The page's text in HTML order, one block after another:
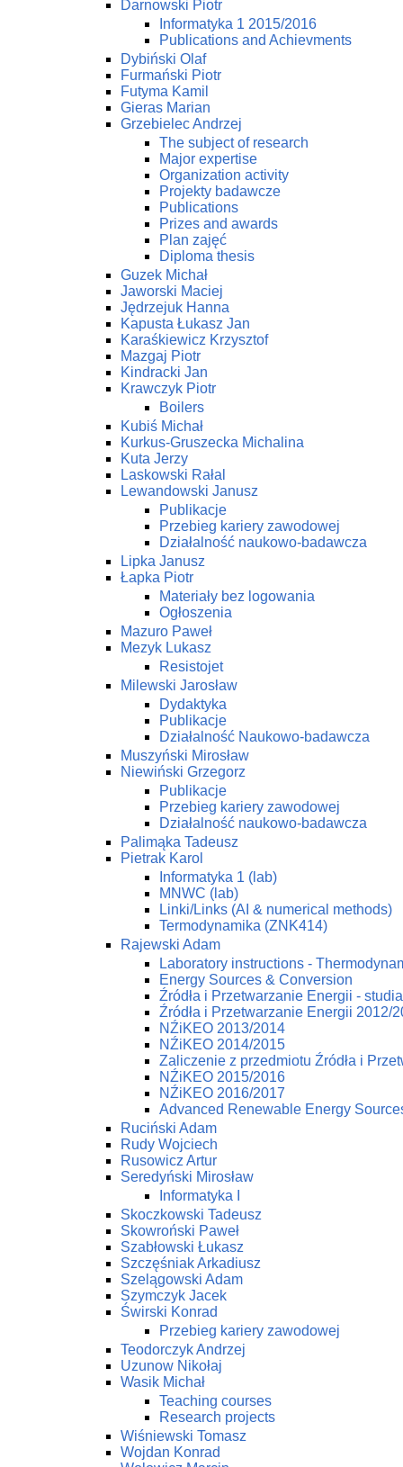
Darnowski Piotr
Informatyka 1 2015/2016
Publications and Achievments
Dybiński Olaf
Furmański Piotr
Futyma Kamil
Gieras Marian
Grzebielec Andrzej
The subject of research
Major expertise
Organization activity
Projekty badawcze
Publications
Prizes and awards
Plan zajęć
Diploma thesis
Guzek Michał
Jaworski Maciej
Jędrzejuk Hanna
Kapusta Łukasz Jan
Karaśkiewicz Krzysztof
Mazgaj Piotr
Kindracki Jan
Krawczyk Piotr
Boilers
Kubiś Michał
Kurkus-Gruszecka Michalina
Kuta Jerzy
Laskowski Rałal
Lewandowski Janusz
Publikacje
Przebieg kariery zawodowej
Działalność naukowo-badawcza
Lipka Janusz
Łapka Piotr
Materiały bez logowania
Ogłoszenia
Mazuro Paweł
Mezyk Lukasz
Resistojet
Milewski Jarosław
Dydaktyka
Publikacje
Działalność Naukowo-badawcza
Muszyński Mirosław
Niewiński Grzegorz
Publikacje
Przebieg kariery zawodowej
Działalność naukowo-badawcza
Palimąka Tadeusz
Pietrak Karol
Informatyka 1 (lab)
MNWC (lab)
Linki/Links (AI & numerical methods)
Termodynamika (ZNK414)
Rajewski Adam
Laboratory instructions -
Energy Sources & Conversion
Źródła i Przetwarzanie Energii -
Źródła i Przetwarzanie Energii 2012/
NŹiKEO 2013/2014
NŹiKEO 2014/2015
Zaliczenie z przedmiotu Źródła i
NŹiKEO 2015/2016
NŹiKEO 2016/2017
Advanced Renewable Energy
Ruciński Adam
Rudy Wojciech
Rusowicz Artur
Seredyński Mirosław
Informatyka I
Skoczkowski Tadeusz
Skowroński Paweł
Szabłowski Łukasz
Szczęśniak Arkadiusz
Szelągowski Adam
Szymczyk Jacek
Świrski Konrad
Przebieg kariery zawodowej
Teodorczyk Andrzej
Uzunow Nikołaj
Wasik Michał
Teaching courses
Research projects
Wiśniewski Tomasz
Wojdan Konrad